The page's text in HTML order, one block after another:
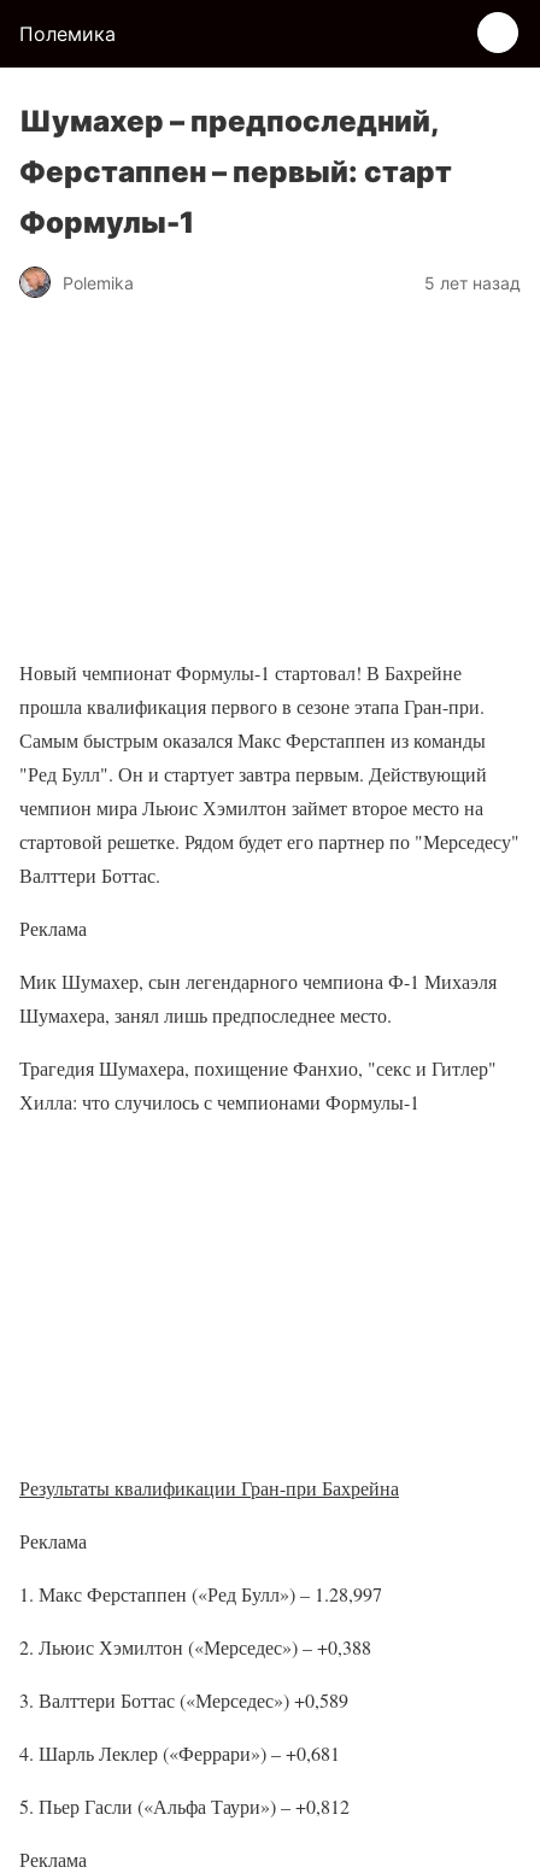
Полемика
Шумахер – предпоследний,
Ферстаппен – первый: старт
Формулы-1
Polemika 5 лет назад
Новый чемпионат Формулы-1 стартовал! В Бахрейне
прошла квалификация первого в сезоне этапа Гран-при.
Самым быстрым оказался Макс Ферстаппен из команды
"Ред Булл". Он и стартует завтра первым. Действующий
чемпион мира Льюис Хэмилтон займет второе место на
стартовой решетке. Рядом будет его партнер по "Мерседесу"
Валттери Боттас.
Реклама
Мик Шумахер, сын легендарного чемпиона Ф-1 Михаэля
Шумахера, занял лишь предпоследнее место.
Трагедия Шумахера, похищение Фанхио, "секс и Гитлер"
Хилла: что случилось с чемпионами Формулы-1
Результаты квалификации Гран-при Бахрейна
Реклама
1. Макс Ферстаппен («Ред Булл») – 1.28,997
2. Льюис Хэмилтон («Мерседес») – +0,388
3. Валттери Боттас («Мерседес») +0,589
4. Шарль Леклер («Феррари») – +0,681
5. Пьер Гасли («Альфа Таури») – +0,812
Реклама